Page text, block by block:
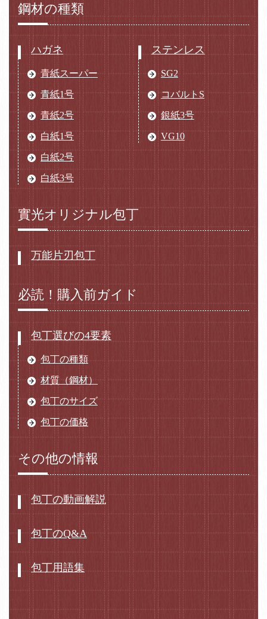
鋼材の種類
ハガネ
青紙スーパー
青紙1号
青紙2号
白紙1号
白紙2号
白紙3号
ステンレス
SG2
コバルトS
銀紙3号
VG10
實光オリジナル包丁
万能片刃包丁
必読！購入前ガイド
包丁選びの4要素
包丁の種類
材質（鋼材）
包丁のサイズ
包丁の価格
その他の情報
包丁の動画解説
包丁のQ&A
包丁用語集